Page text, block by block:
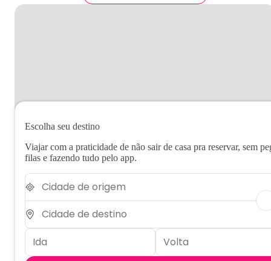
Escolha seu destino
Viajar com a praticidade de não sair de casa pra reservar, sem
filas e fazendo tudo pelo app.